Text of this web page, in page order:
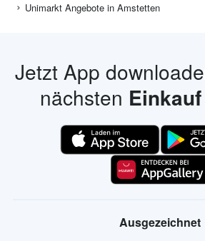
Unimarkt Angebote in Amstetten
Jetzt App
nächsten
Ausgezeichnet